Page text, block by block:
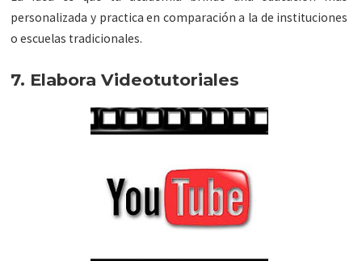
personalizada y practica en comparación a la de instituciones
o escuelas tradicionales.
7. Elabora Videotutoriales